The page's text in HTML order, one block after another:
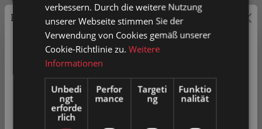
In den Warenkorb
Artikel-Nr.0035931
Preisauszeichnung
Privatkunden können Preise mit MwSt. (brutto) und
Geschäftskunden Preise ohne MwSt. (netto) angezeigt
werden.
Bitte wählen Sie Ihre bevorzugte Einstellung:
verbessern. Durch die weitere Nutzung
unserer Webseite stimmen Sie der
Verwendung von Cookies gemäß unserer
Cookie-Richtlinie zu.Weitere
Informationen
Unbedi
ngt
erforde
rlich
Perfor
mance
Targeti
ng
Funktio
nalität